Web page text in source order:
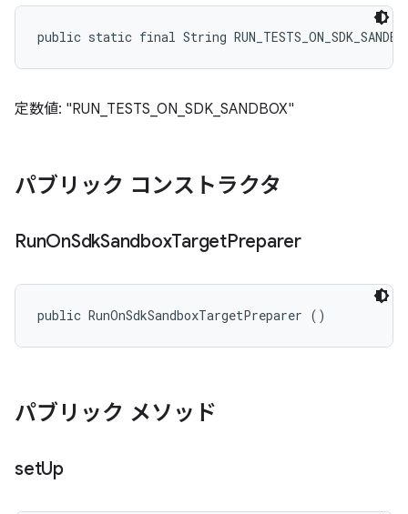
public static final String
定数値: "RUN_TESTS_ON_SDK_SANDBOX"
パブリック コンストラクタ
RunOnSdkSandboxTargetPreparer
public RunOnSdkSandboxTargetPreparer ()
パブリック メソッド
setUp